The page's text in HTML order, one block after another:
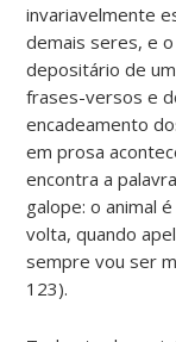
invariavelmente
demais seres, e
depositário de
frases-versos e
encadeamento
em prosa
encontra a
galope: o animal
volta, quando
sempre vou ser
123).